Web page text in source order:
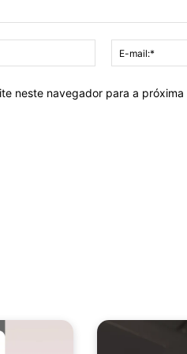
Nome:*
neste navegador para a